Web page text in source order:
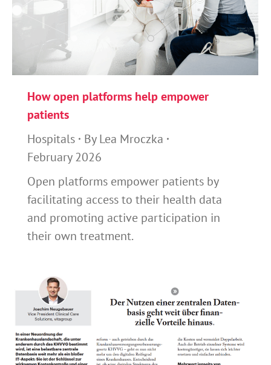
How open platforms help empower
patients
Hospitals
ByLea Mroczka
February 2026
Open platforms empower patients by
facilitating access to their health data
and promoting active participation in
their own treatment.